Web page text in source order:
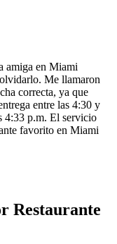
amiga en Miami
Me llamaron
correcta, ya que
entre las 4:30 y
4:33 p.m. El servicio
favorito en Miami
Restaurante